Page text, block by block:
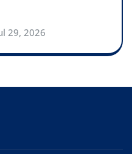
29, 2026